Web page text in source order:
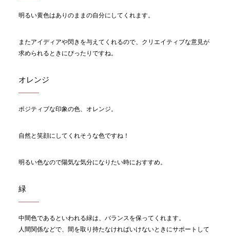
明るい黄色はありのままの自分にしてくれます。
またアイディアや閃きを与えてくれるので、クリエイティブな意見が
求められるときにぴったりですね。
オレンジ
ポジティブな印象の色、オレンジ。
自然と笑顔にしてくれそうな色ですね！
明るい色なので陽気な気分になりたい時におすすめ。
緑
中間色であるといわれる緑は、バランスを保ってくれます。
人間関係などで、間を取り持たなければいけないときにサポートして